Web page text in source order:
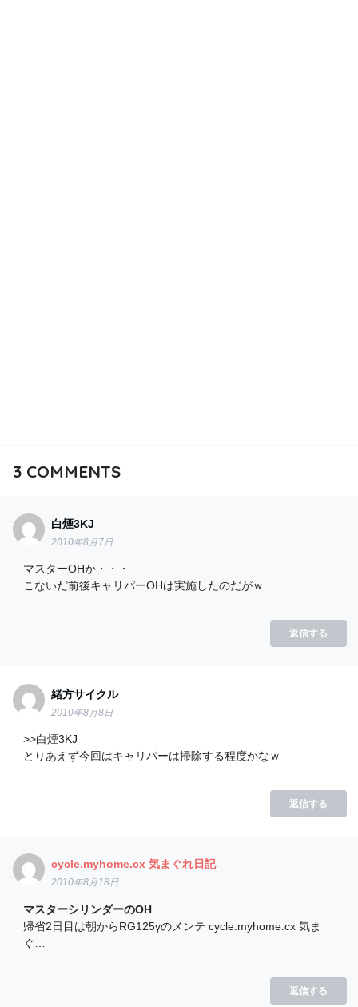
3COMMENTS
白煙3KJ
2010年8月7日
マスターOHか・・・
こないだ前後キャリパーOHは実施したのだがｗ
返信する
緒方サイクル
2010年8月8日
>>白煙3KJ
とりあえず今回はキャリパーは掃除する程度かなｗ
返信する
cycle.myhome.cx 気まぐれ日記
2010年8月18日
マスターシリンダーのOH
帰省2日目は朝からRG125γのメンテ cycle.myhome.cx 気ま
ぐ…
返信する